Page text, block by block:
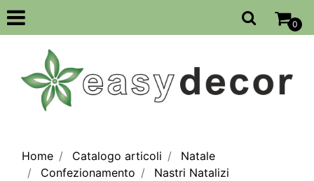
Open
0
Home Catalogo articoli
Natale
Confezionamento
Nastri Natalizi